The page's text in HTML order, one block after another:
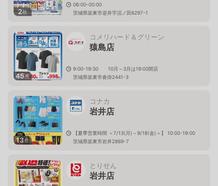
2枚
06:00-00:00
茨城県坂東市逆井字沼ノ田6297-1
45枚
コメリハード＆グリーン
猿島店
9:00-19:30 10月～3月は19:00閉店
茨城県坂東市沓掛2441-3
13枚
コナカ
岩井店
【夏季営業時間 ＜7/13(月)～9/18(金)＞】 10:00-19:00
茨城県坂東市岩井2869-7
とりせん
岩井店